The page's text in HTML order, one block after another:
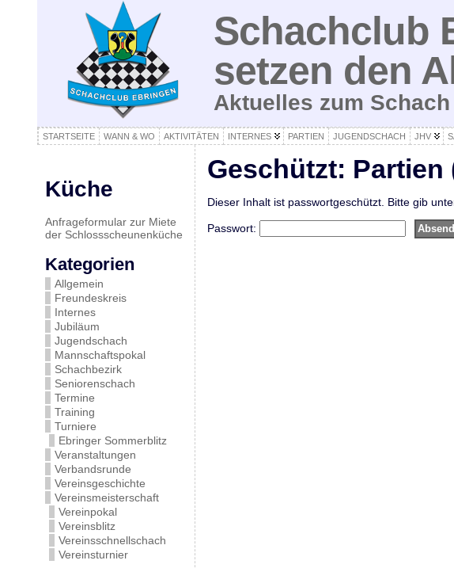
Schachclub
setzen den
Aktuelles zum
STARTSEITE WANN & WO AKTIVITÄTEN INTERNES PARTIEN JUGENDSCHACH JHV
Küche
Anfrageformular zur Miete
der Schlossscheunenküche
Kategorien
Allgemein
Freundeskreis
Internes
Jubiläum
Jugendschach
Mannschaftspokal
Schachbezirk
Seniorenschach
Termine
Training
Turniere
Ebringer Sommerblitz
Veranstaltungen
Verbandsrunde
Vereinsgeschichte
Vereinsmeisterschaft
Vereinpokal
Vereinsblitz
Vereinsschnellschach
Vereinsturnier
Geschützt: Partien
Dieser Inhalt ist passwortgeschützt. Bitte gib
Passwort: